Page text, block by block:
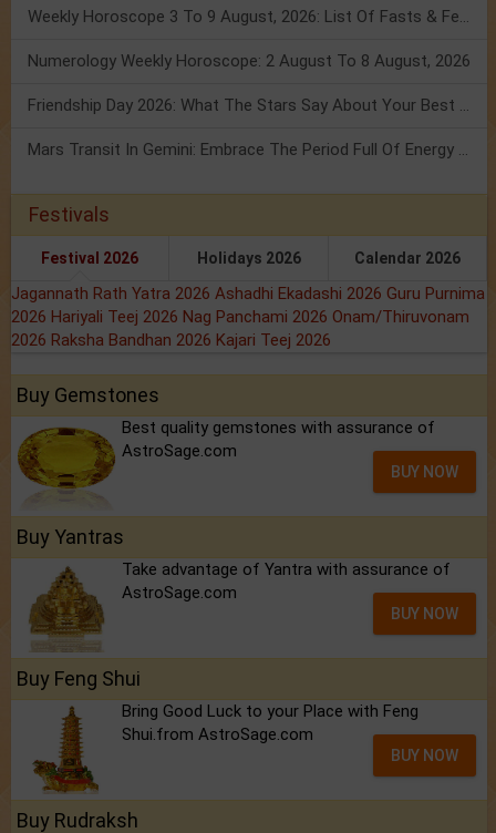
Weekly Horoscope 3 To 9 August, 2026: List Of Fasts & Festivals
Numerology Weekly Horoscope: 2 August To 8 August, 2026
Friendship Day 2026: What The Stars Say About Your Best Friend!
Mars Transit In Gemini: Embrace The Period Full Of Energy & Intelligence
Festivals
Festival 2026 Holidays 2026 Calendar 2026
Jagannath Rath Yatra 2026 Ashadhi Ekadashi 2026 Guru Purnima
2026 Hariyali Teej 2026 Nag Panchami 2026 Onam/Thiruvonam
2026 Raksha Bandhan 2026 Kajari Teej 2026
Buy Gemstones
Best quality gemstones with assurance of
AstroSage.com
BUY NOW
Buy Yantras
Take advantage of Yantra with assurance of
AstroSage.com
BUY NOW
Buy Feng Shui
Bring Good Luck to your Place with Feng
Shui.from AstroSage.com
BUY NOW
Buy Rudraksh